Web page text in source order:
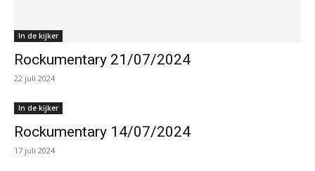
In de kijker
Rockumentary 21/07/2024
22 juli 2024
In de kijker
Rockumentary 14/07/2024
17 juli 2024